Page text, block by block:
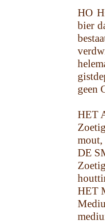
HO
bier
geen
HET
mout,
DE
HET